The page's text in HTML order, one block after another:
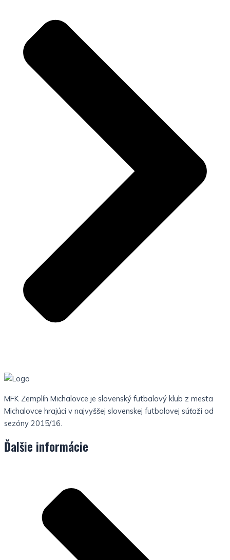
MFK Zemplín Michalovce je slovenský futbalový klub z mesta
Michalovce hrajúci v najvyššej slovenskej futbalovej súťaži od
sezóny 2015/16.
Ďalšie informácie